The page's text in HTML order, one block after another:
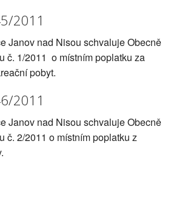
2011
Janov nad Nisou schvaluje Obecně
č. 1/2011 o místním poplatku za
pobyt.
2011
Janov nad Nisou schvaluje Obecně
č. 2/2011 o místním poplatku z